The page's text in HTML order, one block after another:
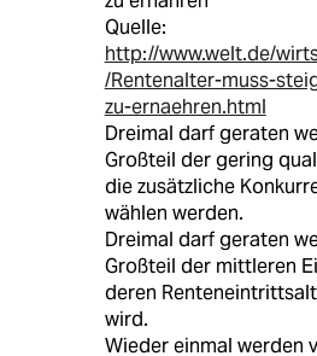
Quelle:
http://www.welt.de/
/Rentenalter-muss-
zu-ernaehren.html
Dreimal darf geraten
Großteil der gering
die zusätzliche
wählen werden.
Dreimal darf geraten
Großteil der mittleren
deren
wird.
Wieder einmal werden